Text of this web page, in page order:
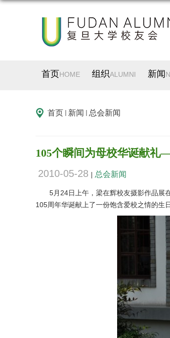
首页HOME 组织ALUMNI 新闻
首页 新闻 总会新闻
105个瞬间为母校华诞献
2010-05-28 总会新闻
5月24日上午，梁在辉校友摄影作品展
105周年华诞献上了一份饱含爱校之情的生